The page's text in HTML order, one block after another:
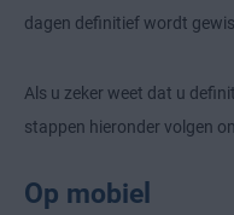
dagen definitief wordt
Als u zeker weet dat u
stappen hieronder volgen
Op mobiel